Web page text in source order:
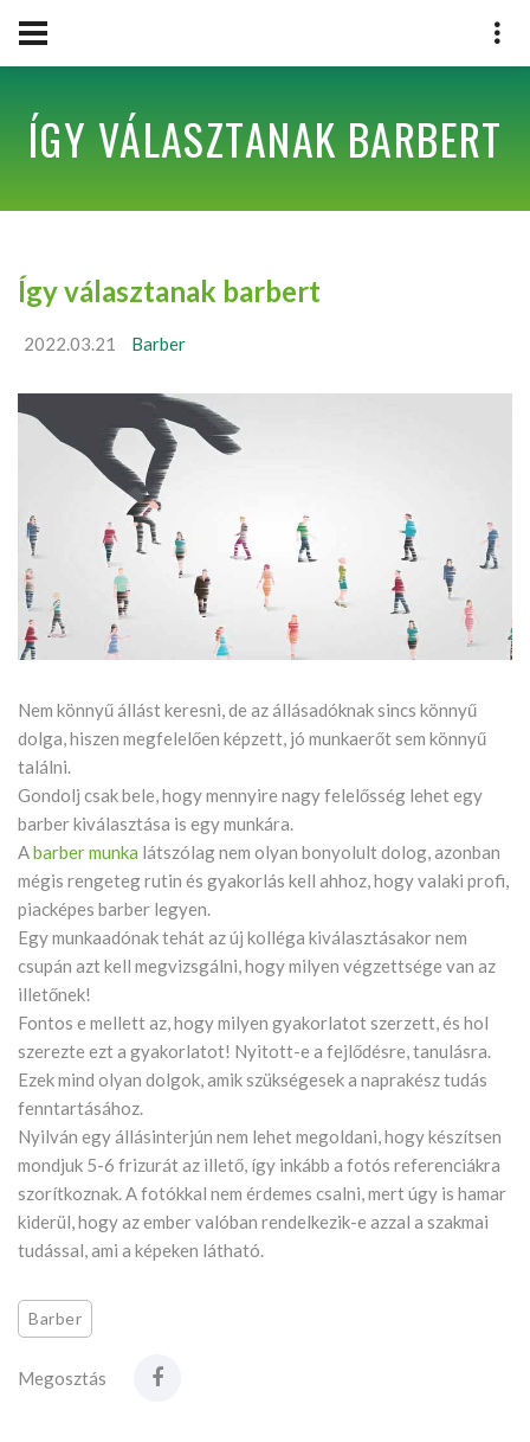
ÍGY VÁLASZTANAK BARBERT
Így választanak barbert
2022.03.21 Barber
Nem könnyű állást keresni, de az állásadóknak sincs könnyű
dolga, hiszen megfelelően képzett, jó munkaerőt sem könnyű
találni.
Gondolj csak bele, hogy mennyire nagy felelősség lehet egy
barber kiválasztása is egy munkára.
Abarber munka látszólag nem olyan bonyolult dolog, azonban
mégis rengeteg rutin és gyakorlás kell ahhoz, hogy valaki profi,
piacképes barber legyen.
Egy munkaadónak tehát az új kolléga kiválasztásakor nem
csupán azt kell megvizsgálni, hogy milyen végzettsége van az
illetőnek!
Fontos e mellett az, hogy milyen gyakorlatot szerzett, és hol
szerezte ezt a gyakorlatot! Nyitott-e a fejlődésre, tanulásra.
Ezek mind olyan dolgok, amik szükségesek a naprakész tudás
fenntartásához.
Nyilván egy állásinterjún nem lehet megoldani, hogy készítsen
mondjuk 5-6 frizurát az illető, így inkább a fotós referenciákra
szorítkoznak. A fotókkal nem érdemes csalni, mert úgy is hamar
kiderül, hogy az ember valóban rendelkezik-e azzal a szakmai
tudással, ami a képeken látható.
Barber
Megosztás